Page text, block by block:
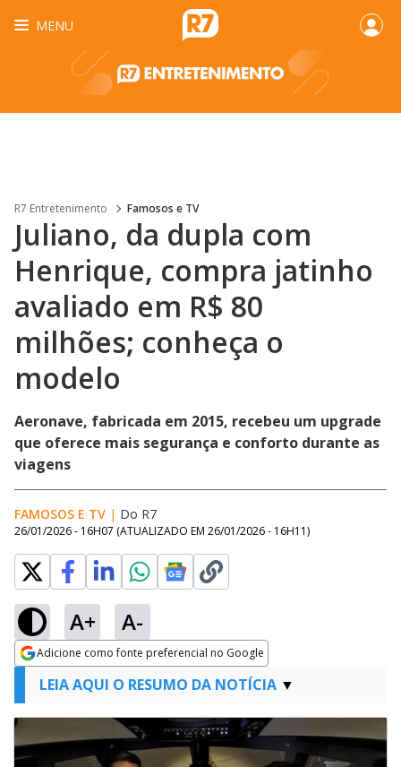
MENU
R7 Entretenimento Famosos e TV
Juliano, da dupla com
Henrique, compra jatinho
avaliado em R$ 80
milhões; conheça o
modelo
Aeronave, fabricada em 2015, recebeu um upgrade
que oferece mais segurança e conforto durante as
viagens
FAMOSOS E TV | Do R7
26/01/2026 - 16H07 (ATUALIZADO EM 26/01/2026 - 16H11)
A+ A-
Adicione como fonte preferencial no Google
Opens in new window
LEIA AQUI O RESUMO DA NOTÍCIA